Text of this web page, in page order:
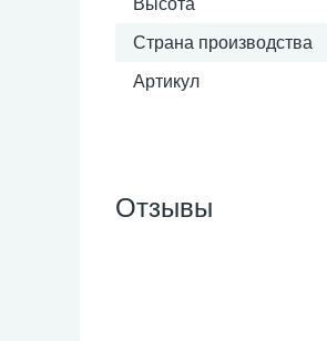
Высота
Страна производства
Артикул
Отзывы